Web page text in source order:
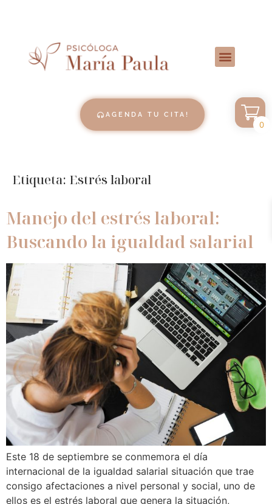
AGENDA TU CITA!
Etiqueta: Estrés laboral
Manejo del estrés laboral:
Buscando la igualdad salarial
Este 18 de septiembre se conmemora el día
internacional de la igualdad salarial situación que trae
consigo afectaciones a nivel personal y social, uno de
ellos es el estrés laboral que genera la situación,
0